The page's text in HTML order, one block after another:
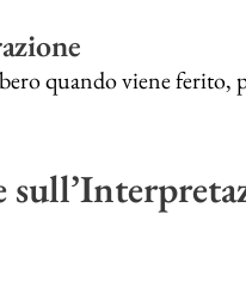
quando viene ferito,